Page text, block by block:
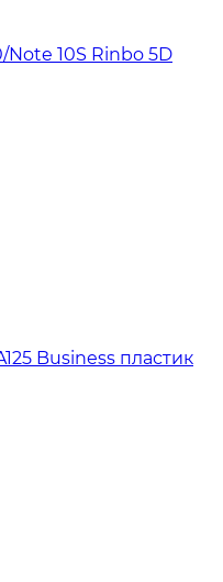
Note 10S Rinbo 5D
Business пластик